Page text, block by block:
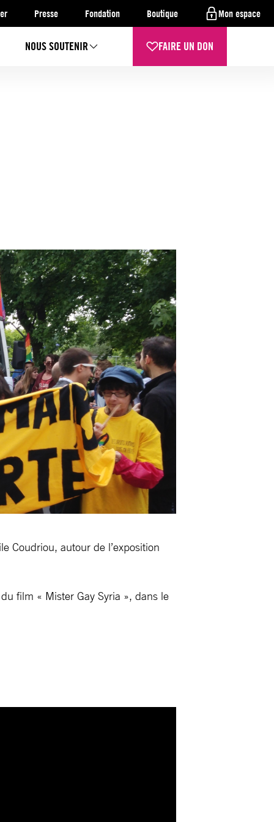
Presse Fondation Boutique Mon espace
NOUS SOUTENIR FAIRE UN DON
Coudriou, autour de l’exposition
film « Mister Gay Syria », dans le